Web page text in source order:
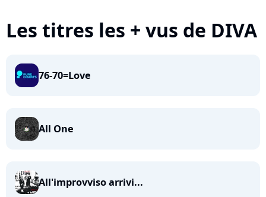
Les titres les + vus de DIVA
76-70=Love
All One
All'improvviso arrivi...